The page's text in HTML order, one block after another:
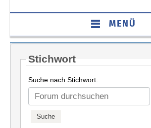
MENÜ
Stichwort
Suche nach Stichwort: